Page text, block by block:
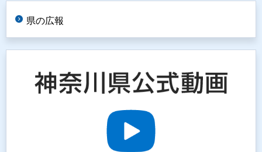
県の広報